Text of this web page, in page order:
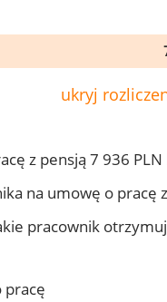
ukryj
z pensją 7 936
na umowę o
pracownik
pracę